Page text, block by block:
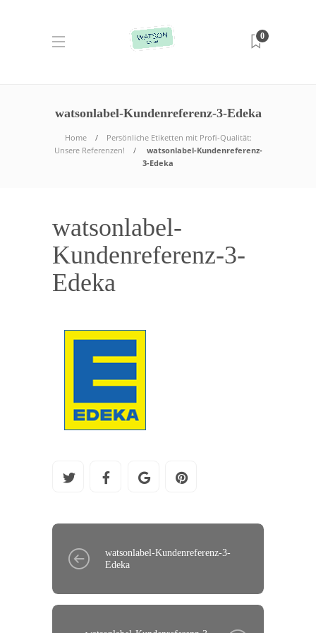
0
watsonlabel-Kundenreferenz-3-Edeka
Home
Persönliche Etiketten mit Profi-Qualität:
Unsere Referenzen!
watsonlabel-Kundenreferenz-
3-Edeka
watsonlabel-
Kundenreferenz-3-
Edeka
watsonlabel-Kundenreferenz-3-
Edeka